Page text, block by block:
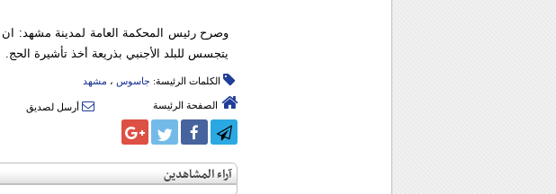
وصرح رئيس المحكمة العامة لمدينة مشهد:
يتجسس للبلد الأجنبي بذريعة أخذ تأشيرة الحج.
الكلمات الرئيسة: جاسوس ، مشهد
الصفحة الرئيسة أرسل لصديق
آراء المشاهدين